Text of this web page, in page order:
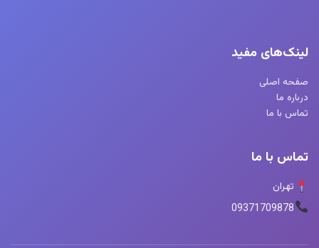
لینک‌های مفید
صفحه اصلی
درباره ما
تماس با ما
تماس با ما
تهران
09371709878